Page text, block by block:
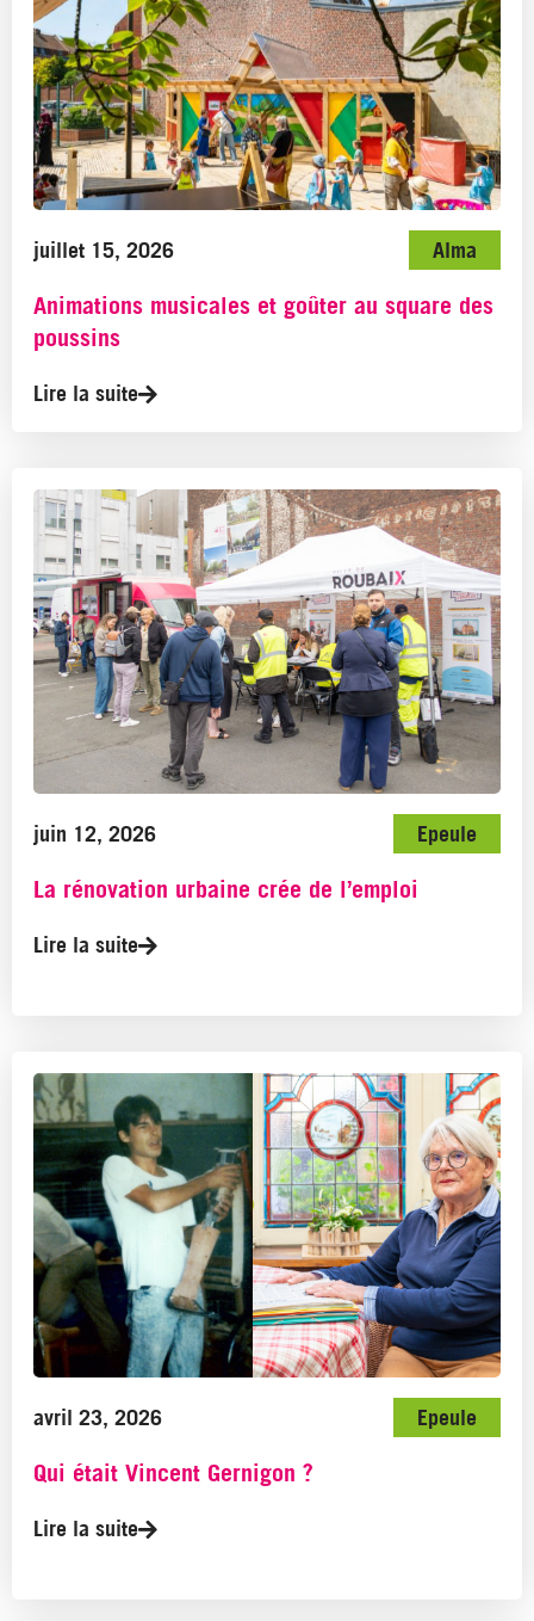
juillet 15, 2026 Alma
Animations musicales et goûter au square des
poussins
Lire la suite
juin 12, 2026 Epeule
La rénovation urbaine crée de l’emploi
Lire la suite
avril 23, 2026 Epeule
Qui était Vincent Gernigon ?
Lire la suite